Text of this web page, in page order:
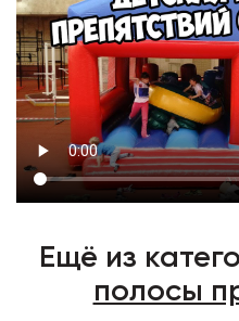
Ещё из
полосы